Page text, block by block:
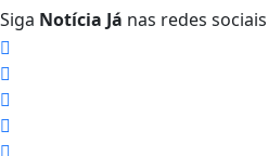
Siga Notícia Já nas redes sociais